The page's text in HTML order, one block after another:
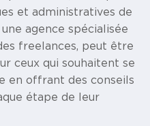
et administratives de
agence spécialisée
freelances, peut être
ceux qui souhaitent se
en offrant des conseils
étape de leur